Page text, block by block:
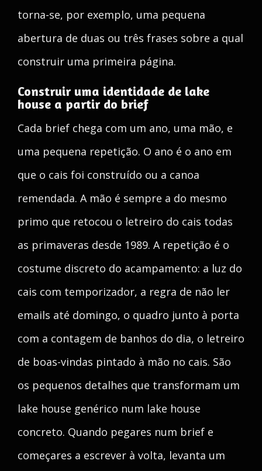
torna-se, por exemplo, uma pequena
abertura de duas ou três frases sobre a qual
construir uma primeira página.
Construir uma identidade de lake
house a partir do brief
Cada brief chega com um ano, uma mão, e
uma pequena repetição. O ano é o ano em
que o cais foi construído ou a canoa
remendada. A mão é sempre a do mesmo
primo que retocou o letreiro do cais todas
as primaveras desde 1989. A repetição é o
costume discreto do acampamento: a luz do
cais com temporizador, a regra de não ler
emails até domingo, o quadro junto à porta
com a contagem de banhos do dia, o letreiro
de boas-vindas pintado à mão no cais. São
os pequenos detalhes que transformam um
lake house genérico num lake house
concreto. Quando pegares num brief e
começares a escrever à volta, levanta um